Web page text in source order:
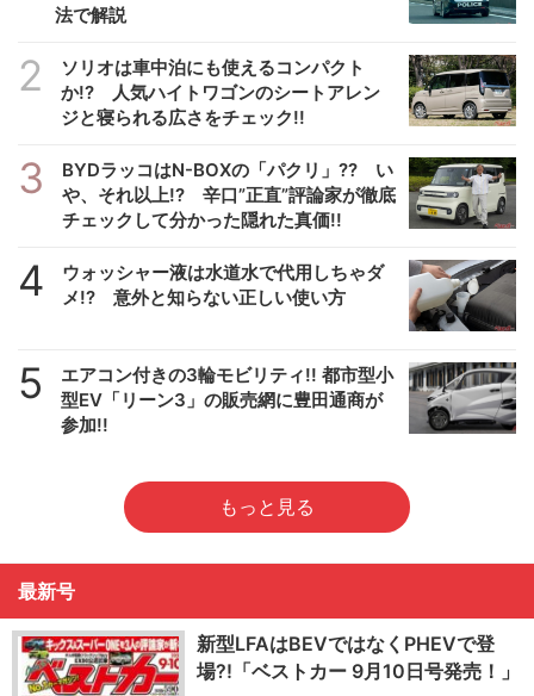
法で解説
2
ソリオは車中泊にも使えるコンパクト
か!? 人気ハイトワゴンのシートアレン
ジと寝られる広さをチェック!!
3
BYDラッコはN-BOXの「パクリ」?? い
や、それ以上!? 辛口”正直”評論家が徹底
チェックして分かった隠れた真価!!
4
ウォッシャー液は水道水で代用しちゃダ
メ!? 意外と知らない正しい使い方
5
エアコン付きの3輪モビリティ!! 都市型小
型EV「リーン3」の販売網に豊田通商が
参加!!
もっと見る
最新号
新型LFAはBEVではなくPHEVで登
場?!「ベストカー 9月10日号発売！」